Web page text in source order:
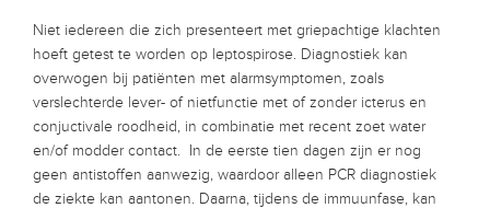
Niet iedereen die zich presenteert met griepachtige klachten
hoeft getest te worden op leptospirose. Diagnostiek kan
overwogen bij patiënten met alarmsymptomen, zoals
verslechterde lever- of nietfunctie met of zonder icterus en
conjuctivale roodheid, in combinatie met recent zoet water
en/of modder contact. In de eerste tien dagen zijn er nog
geen antistoffen aanwezig, waardoor alleen PCR diagnostiek
de ziekte kan aantonen. Daarna, tijdens de immuunfase, kan